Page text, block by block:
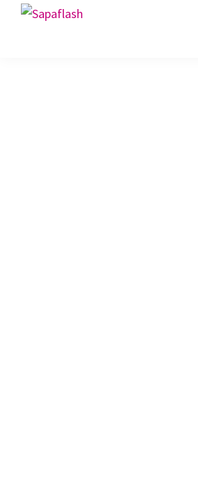
Saltar
Saltar
Saltar